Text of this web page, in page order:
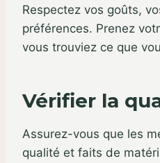
Respectez vos goûts,
préférences. Prenez
vous trouviez ce que
Vérifier la
Assurez-vous que les
qualité et faits de